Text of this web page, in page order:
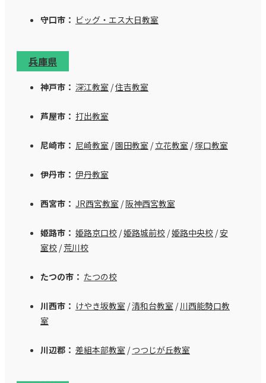
守口市： ビッグ・エス大日教室
兵庫県
神戸市： 深江教室 /住吉教室
芦屋市： 打出教室
尼崎市： 尼崎教室 /園田教室 /立花教室 /塚口教室
伊丹市： 伊丹教室
西宮市： JR西宮教室 /阪神西宮教室
姫路市： 姫路京口校 /姫路城前校 /姫路中央校 /安
室校 /荒川校
たつの市： たつの校
川西市： けやき坂教室 /清和台教室 /川西能勢口教
室
川辺郡： 差組本部教室 /つつじが丘教室